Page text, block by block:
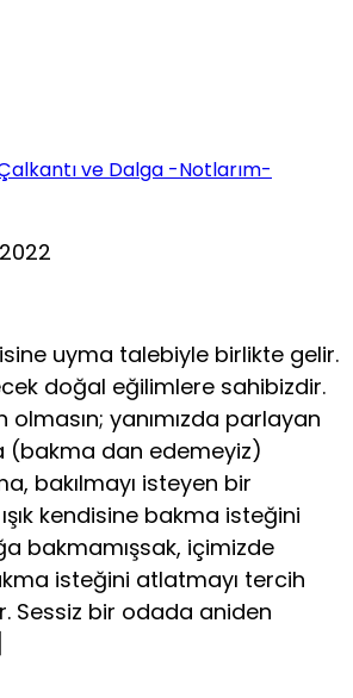
ve Dalga -Notlarım-
uyma talebiyle birlikte gelir.
doğal eğilimlere sahibizdir.
olmasın; yanımızda parlayan
(bakma dan edemeyiz)
bakılmayı isteyen bir
kendisine bakma isteğini
bakmamışsak, içimizde
isteğini atlatmayı tercih
Sessiz bir odada aniden